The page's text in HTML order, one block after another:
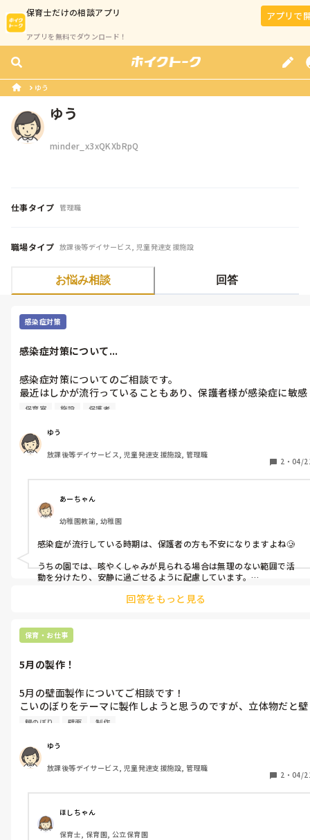
保育士だけの相談アプリ
アプリを無料でダウンロード！
アプリで
ゆう
ゆう
minder_x3xQKXbRpQ
仕事タイプ 管理職
職場タイプ 放課後等デイサービス, 児童発達支援施設
お悩み相談 回答
感染症対策
感染症対策について...
感染症対策についてのご相談です。
最近はしかが流行っていることもあり、保護者様が感染症に敏感
になっているように感じます。
にしてほしい」などの要望をいただくこともあります。
施設としても対応には限界がありますし、一般的な風邪を引いて
いる子どもが白い目で見られてしまうのもかわいそうだと感じま
同じような経験されている方、いませんか？😭
保育室 施設 保護者
ゆう
放課後等デイサービス, 児童発達支援施設, 管理職
2 ・ 04/
あーちゃん
幼稚園教諭, 幼稚園
感染症が流行している時期は、保護者の方も不安になりますよね🥲
うちの園では、咳やくしゃみが見られる場合は無理のない範囲で活
動を分けたり、安静に過ごせるように配慮しています。
対策を丁寧に行うようにしています。
策については日頃から保護者の方にもお伝えするようにしています。
少しでも安心していただけるよう、できる範囲で対応している状況
回答をもっと見る
保育・お仕事
5月の製作！
5月の壁面製作についてご相談です！
こいのぼりをテーマに製作しようと思うのですが、立体物だと壁
面から剥がれてしまうので、できれば平面にしたいと考えていま
鯉のぼり 壁面 制作
ゆう
放課後等デイサービス, 児童発達支援施設, 管理職
2 ・ 04/
ほしちゃん
保育士, 保育園, 公立保育園